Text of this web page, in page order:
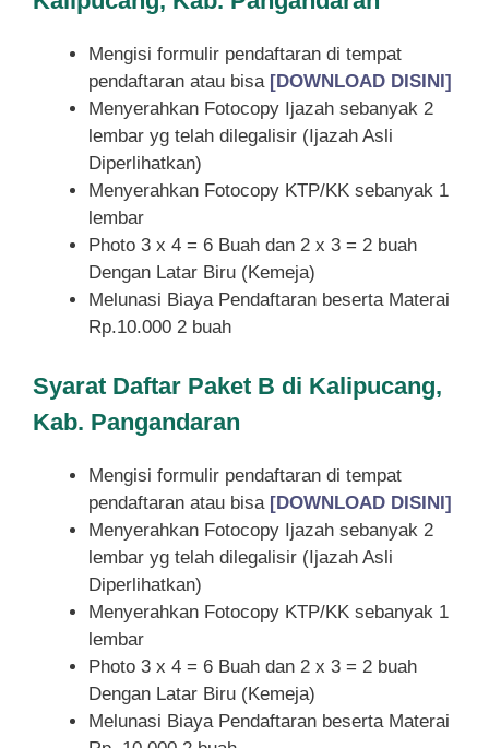
Mengisi formulir pendaftaran di tempat
pendaftaran atau bisa [DOWNLOAD DISINI]
Menyerahkan Fotocopy Ijazah sebanyak 2
lembar yg telah dilegalisir (Ijazah Asli
Diperlihatkan)
Menyerahkan Fotocopy KTP/KK sebanyak 1
lembar
Photo 3 x 4 = 6 Buah dan 2 x 3 = 2 buah
Dengan Latar Biru (Kemeja)
Melunasi Biaya Pendaftaran beserta Materai
Rp.10.000 2 buah
Syarat Daftar Paket B di Kalipucang,
Kab. Pangandaran
Mengisi formulir pendaftaran di tempat
pendaftaran atau bisa [DOWNLOAD DISINI]
Menyerahkan Fotocopy Ijazah sebanyak 2
lembar yg telah dilegalisir (Ijazah Asli
Diperlihatkan)
Menyerahkan Fotocopy KTP/KK sebanyak 1
lembar
Photo 3 x 4 = 6 Buah dan 2 x 3 = 2 buah
Dengan Latar Biru (Kemeja)
Melunasi Biaya Pendaftaran beserta Materai